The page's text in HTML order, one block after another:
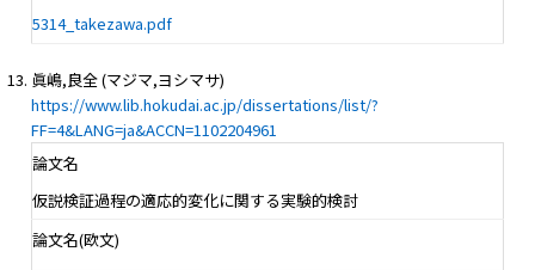
5314_takezawa.pdf
眞嶋,良全 (マジマ,ヨシマサ)
https://www.lib.hokudai.ac.jp/dissertations/list/?
FF=4&LANG=ja&ACCN=1102204961
論文名
仮説検証過程の適応的変化に関する実験的検討
論文名(欧文)